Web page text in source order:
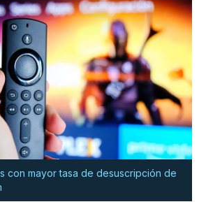
con mayor tasa de desuscripción de